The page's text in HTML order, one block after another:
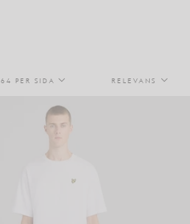
PER SIDA RELEVANS